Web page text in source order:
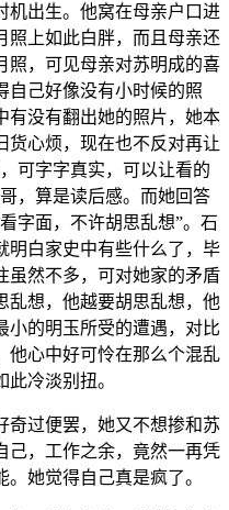
机出生。他窝在母亲户口进
照上如此白胖，而且母亲还
照，可见母亲对苏明成的喜
自己好像没有小时候的照
有没有翻出她的照片，她本
货心烦，现在也不反对再让
可字字真实，可以让看的
，算是读后感。而她回答
字面，不许胡思乱想”。石
明白家史中有些什么了，毕
虽然不多，可对她家的矛盾
乱想，他越要胡思乱想，他
小的明玉所受的遭遇，对比
他心中好可怜在那么个混乱
冷淡别扭。
奇过便罢，她又不想掺和苏
己，工作之余，竟然一再凭
她觉得自己真是疯了。